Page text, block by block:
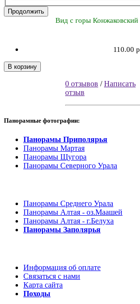
Продолжить
Вид с горы Конжаковский
110.00
В корзину
0 отзывов /Написать
отзыв
Панорамные фотографии:
Панорамы Приполярья
Панорамы Мартая
Панорамы Щугора
Панорамы Северного Урала
Панорамы Среднего Урала
Панорамы Алтая - оз.Маашей
Панорамы Алтая - г.Белуха
Панорамы Заполярья
Информация об оплате
Связаться с нами
Карта сайта
Походы